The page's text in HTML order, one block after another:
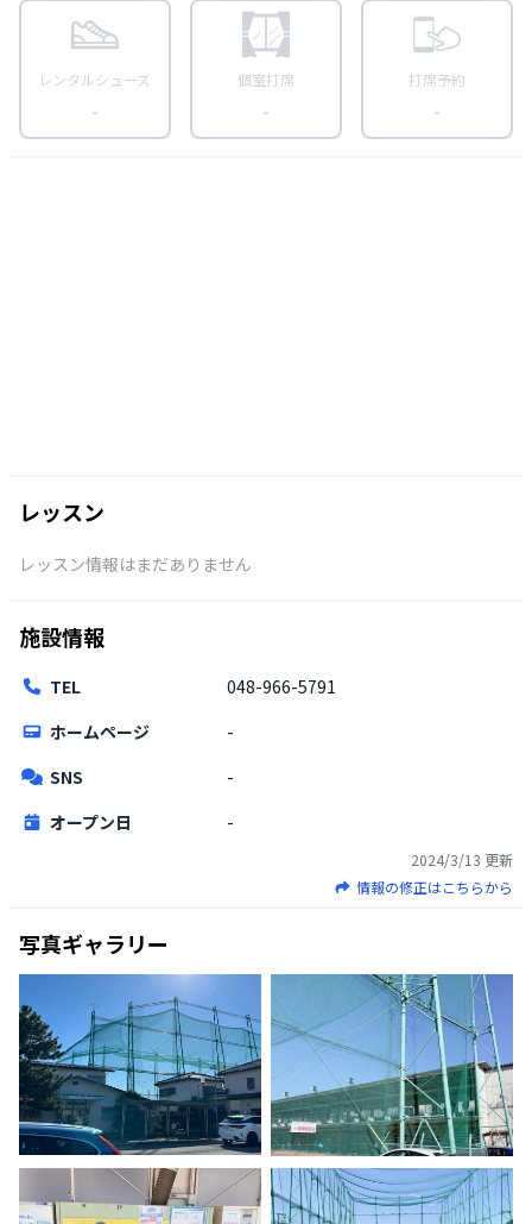
レンタルシューズ
-
個室打席
-
打席予約
-
レッスン
レッスン情報はまだありません
施設情報
TEL
048-966-5791
ホームページ
-
SNS
-
オープン日
-
2024/3/13 更新
情報の修正はこちらから
写真ギャラリー